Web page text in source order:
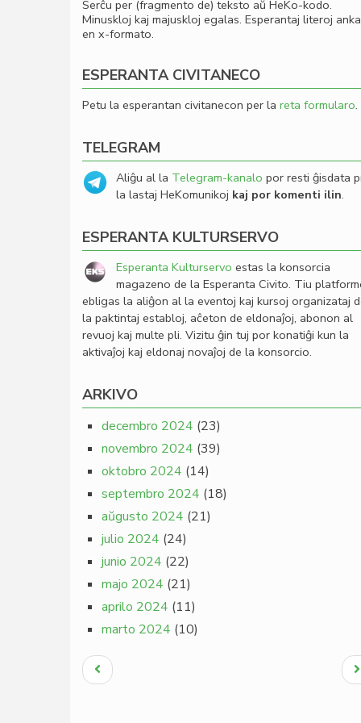
Serĉu per (fragmento de) teksto aŭ HeKo-kodo.
Minuskloj kaj majuskloj egalas. Esperantaj literoj
en x-formato.
ESPERANTA CIVITANECO
Petu la esperantan civitanecon per la reta formularo.
TELEGRAM
Aliĝu al la Telegram-kanalo por resti ĝisdata
la lastaj HeKomunikoj kaj por komenti ilin.
ESPERANTA KULTURSERVO
Esperanta Kulturservo estas la konsorcia
magazeno de la Esperanta Civito. Tiu
ebligas la aliĝon al la eventoj kaj kursoj organizataj
la paktintaj establoj, aĉeton de eldonaĵoj, abonon al
revuoj kaj multe pli. Vizitu ĝin tuj por konatiĝi kun la
aktivaĵoj kaj eldonaj novaĵoj de la konsorcio.
ARKIVO
decembro 2024 (23)
novembro 2024 (39)
oktobro 2024 (14)
septembro 2024 (18)
aŭgusto 2024 (21)
julio 2024 (24)
junio 2024 (22)
majo 2024 (21)
aprilo 2024 (11)
marto 2024 (10)
Pagination
Antaŭa
paĝo